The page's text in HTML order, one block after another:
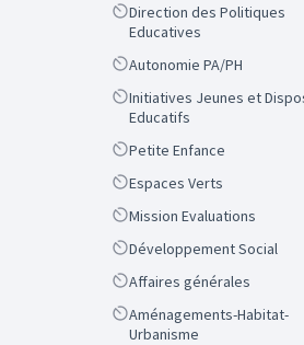
Scope
Direction des Politiques
Educatives
ScopeAutonomie PA/PH
Scope
Initiatives Jeunes et Dispositifs
Educatifs
ScopePetite Enfance
ScopeEspaces Verts
ScopeMission Evaluations
ScopeDéveloppement Social
ScopeAffaires générales
Scope
Aménagements-Habitat-
Urbanisme